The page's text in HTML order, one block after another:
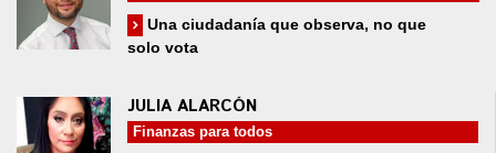
Una ciudadanía que observa, no que
solo vota
JULIA ALARCÓN
Finanzas para todos